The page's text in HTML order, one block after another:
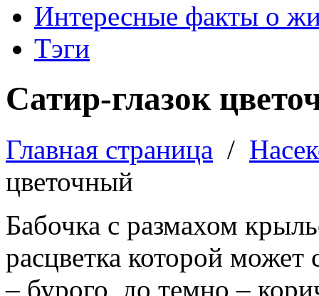
Интересные факты о
Тэги
Сатир-глазок
Главная страница /
цветочный
Бабочка с размахом
расцветка которой может
– бурого, до темно –